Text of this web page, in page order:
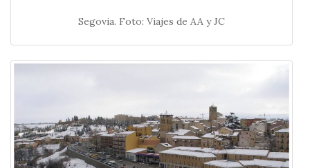
Segovia. Foto: Viajes de AA y JC